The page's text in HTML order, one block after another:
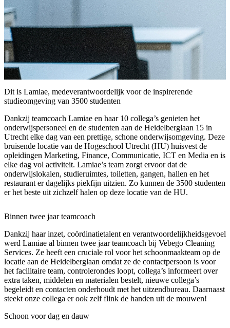
Dit is Lamiae, medeverantwoordelijk voor de inspirerende
studieomgeving van 3500 studenten
Dankzij teamcoach Lamiae en haar 10 collega’s genieten het
onderwijspersoneel en de studenten aan de Heidelberglaan 15 in
Utrecht elke dag van een prettige, schone onderwijsomgeving. Deze
bruisende locatie van de Hogeschool Utrecht (HU) huisvest de
opleidingen Marketing, Finance, Communicatie, ICT en Media en is
elke dag vol activiteit. Lamiae’s team zorgt ervoor dat de
onderwijslokalen, studieruimtes, toiletten, gangen, hallen en het
restaurant er dagelijks piekfijn uitzien. Zo kunnen de 3500 studenten
er het beste uit zichzelf halen op deze locatie van de HU.
Binnen twee jaar teamcoach
Dankzij haar inzet, coördinatietalent en verantwoordelijkheidsgevoel
werd Lamiae al binnen twee jaar teamcoach bij Vebego Cleaning
Services. Ze heeft een cruciale rol voor het schoonmaakteam op de
locatie aan de Heidelberglaan omdat ze de contactpersoon is voor
het facilitaire team, controlerondes loopt, collega’s informeert over
extra taken, middelen en materialen bestelt, nieuwe collega’s
begeleidt en contacten onderhoudt met het uitzendbureau. Daarnaast
steekt onze collega er ook zelf flink de handen uit de mouwen!
Schoon voor dag en dauw